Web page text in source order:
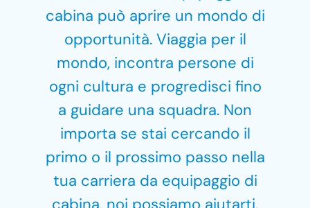
cabina può aprire un mondo di
opportunità. Viaggia per il
mondo, incontra persone di
ogni cultura e progredisci fino
a guidare una squadra. Non
importa se stai cercando il
primo o il prossimo passo nella
tua carriera da equipaggio di